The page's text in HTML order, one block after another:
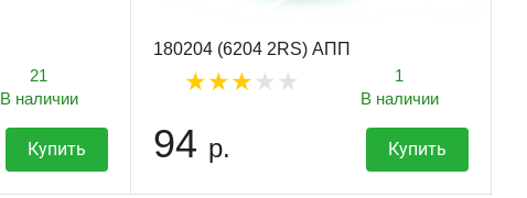
21
В наличии
Купить
180204 (6204 2RS) АПП
1
В наличии
94 р. Купить